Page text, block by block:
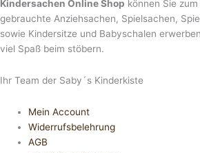
Kindersachen Online Shop können Sie
gebrauchte Anziehsachen, Spiel­sachen,
sowie Kindersitze und Babyschalen
viel Spaß beim stöbern.
Ihr Team der Saby´s Kinderkiste
Mein Account
Widerrufsbelehrung
AGB